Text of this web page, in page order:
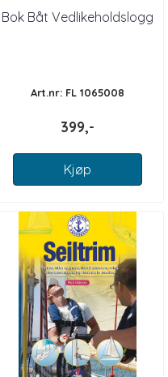
Bok Båt Vedlikeholdslogg
Art.nr: FL 1065008
399,-
Kjøp